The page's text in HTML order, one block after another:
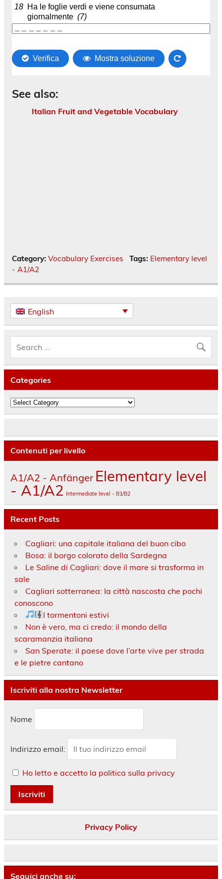
See also:
Italian Fruit and Vegetable Vocabulary
Category: Vocabulary Exercises Tags: Elementary level
- A1/A2
English
Categories
Categories
Contenuti per livello
A1/A2 - Anfänger Elementary level
- A1/A2 Intermediate level - B1/B2
Recent Posts
Cagliari: una capitale italiana del buon cibo
Bosa: il borgo colorato della Sardegna
Le Saline di Cagliari: dove il mare si trasforma in
sale
Cagliari sotterranea: la città nascosta che pochi
conoscono
I tormentoni estivi
Non è vero, ma ci credo: il mondo della
scaramanzia italiana
San Sperate: il paese dove l’arte vive per strada
e le pietre cantano
Iscriviti alla nostra Newsletter
Nome
Indirizzo email:
Ho letto e accetto la politica sulla privacy
Privacy Policy
Seguici anche su: